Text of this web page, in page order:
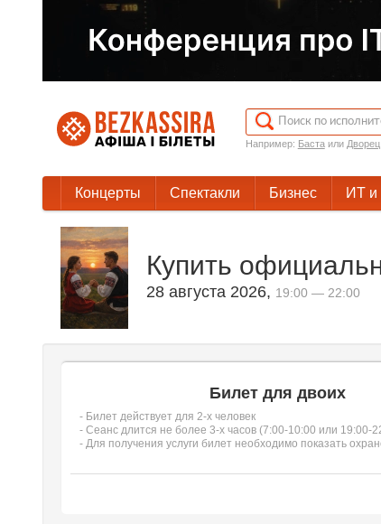
Например: Бастаили
Концерты Спектакли Бизнес ИТ и
Купить
28 августа 2026, 19:00 — 22:00
Билет для двоих
- Билет действует для 2-х человек
- Сеанс длится не более 3-х часов (7:00-10:00 или 19:00-
- Для получения услуги билет необходимо показать